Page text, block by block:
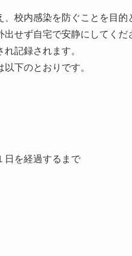
校内感染を防ぐことを目的
せず自宅で安静にしてくだ
記録されます。
下のとおりです。
日を経過するまで